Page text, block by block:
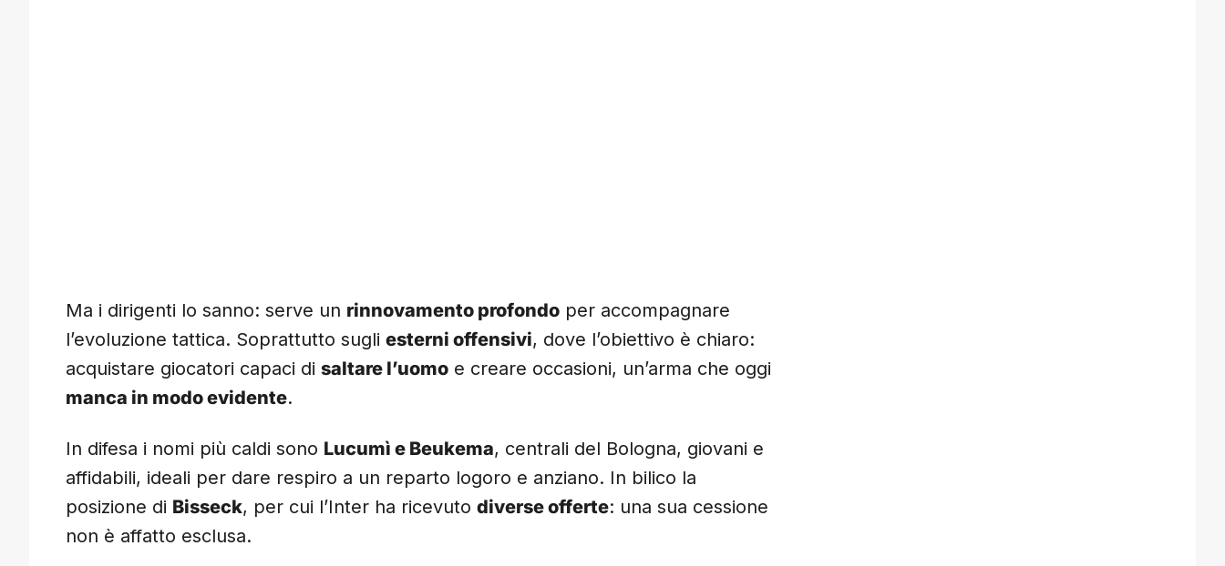
Ma i dirigenti lo sanno: serve un rinnovamento profondo per accompagnare
l’evoluzione tattica. Soprattutto sugli esterni offensivi, dove l’obiettivo è chiaro:
acquistare giocatori capaci di saltare l’uomo e creare occasioni, un’arma che oggi
manca in modo evidente.
In difesa i nomi più caldi sono Lucumì e Beukema, centrali del Bologna, giovani e
affidabili, ideali per dare respiro a un reparto logoro e anziano. In bilico la
posizione di Bisseck, per cui l’Inter ha ricevuto diverse offerte: una sua cessione
non è affatto esclusa.